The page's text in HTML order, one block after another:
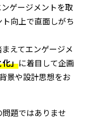
ゲージメントを取
向上で直面しがち
えてエンゲージメ
化」に着目して企画
景や設計思想をお
題ではありませ